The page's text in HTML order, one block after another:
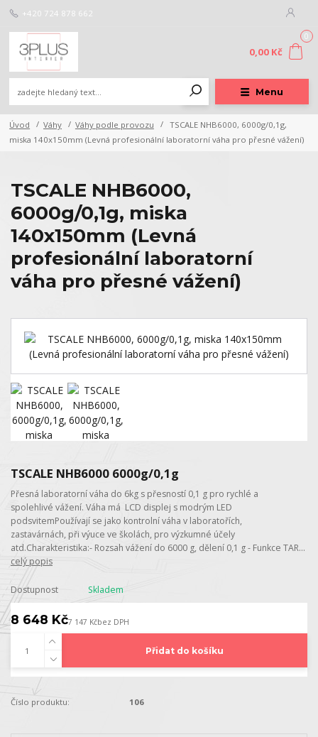
Menu
+420 724 878 662
0
0,00 Kč
Úvod Váhy Váhy podle provozu
TSCALE NHB6000, 6000g/0,1g,
miska 140x150mm (Levná profesionální laboratorní váha pro přesné vážení)
TSCALE NHB6000,
6000g/0,1g, miska
140x150mm (Levná
profesionální laboratorní
váha pro přesné vážení)
TSCALE NHB6000 6000g/0,1g
Přesná laboratorní váha do 6kg s přesností 0,1 g pro rychlé a
spolehlivé vážení. Váha má LCD displej s modrým LED
podsvitemPoužívají se jako kontrolní váha v laboratořích,
zastavárnách, při výuce ve školách, pro výzkumné účely
atd.Charakteristika:- Rozsah vážení do 6000 g, dělení 0,1 g - Funkce TAR...
celý popis
Dostupnost Skladem
8 648 Kč7 147 Kčbez DPH
Přidat do košíku
Číslo produktu: 106